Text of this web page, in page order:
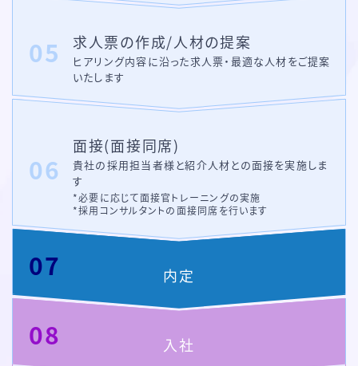
求人票の作成/人材の提案
ヒアリング内容に沿った求人票・最適な人材をご提案
いたします
面接(面接同席)
貴社の採用担当者様と紹介人材との面接を実施しま
す
*必要に応じて面接官トレーニングの実施
*採用コンサルタントの面接同席を行います
内定
入社